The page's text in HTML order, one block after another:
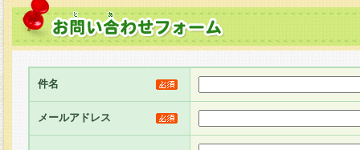
件名
メールアドレス